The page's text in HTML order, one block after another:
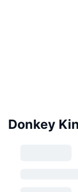
Donkey